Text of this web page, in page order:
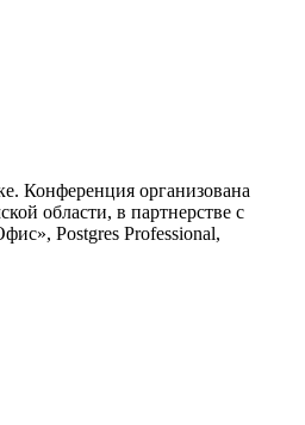
Конференция организована
области, в партнерстве с
Postgres Professional,